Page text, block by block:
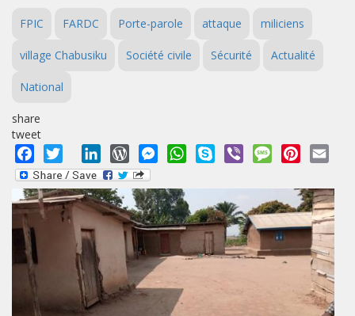
FPIC FARDC Porte-parole attaque miliciens
village Chabusiku Société civile Sécurité Actualité
National
share
tweet
Facebook
Twitter LinkedInWordPressMessengerWhatsApp
Skype Viber MessagePinterest